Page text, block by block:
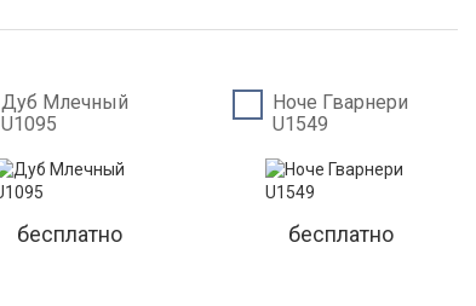
Дуб Млечный
U1095
бесплатно
Ноче Гварнери
U1549
бесплатно